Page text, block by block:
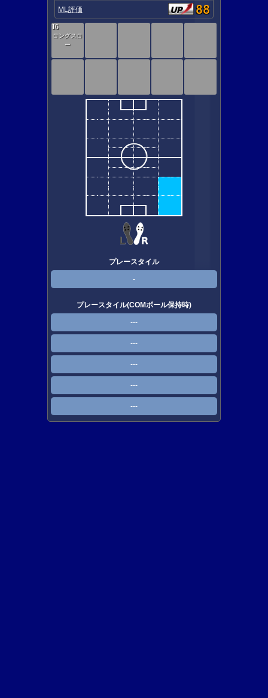
ML評価 88
16
ロングスロ
ー
プレースタイル
-
プレースタイル(COMボール保持時)
---
---
---
---
---